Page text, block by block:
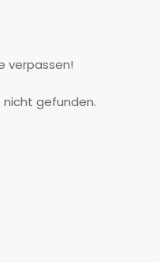
verpassen!
gefunden.